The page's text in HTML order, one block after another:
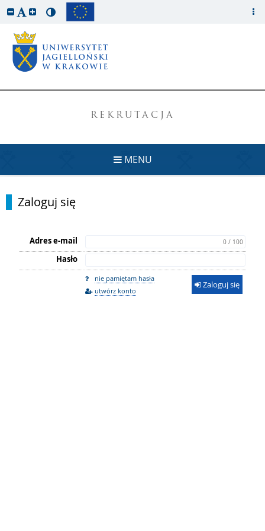
REKRUTACJA
MENU
Zaloguj się
Adres e-mail 0 / 100
Hasło
nie pamiętam hasła
utwórz konto
Zaloguj się